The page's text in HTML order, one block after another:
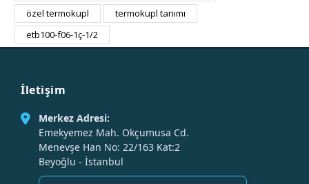
özel termokupl
termokupl tanımı
etb100-f06-1ç-1/2
İletişim
Merkez Adresi:
Emekyemez Mah. Okçumusa Cd.
Menevşe Han No: 22/163 Kat:2
Beyoğlu - İstanbul